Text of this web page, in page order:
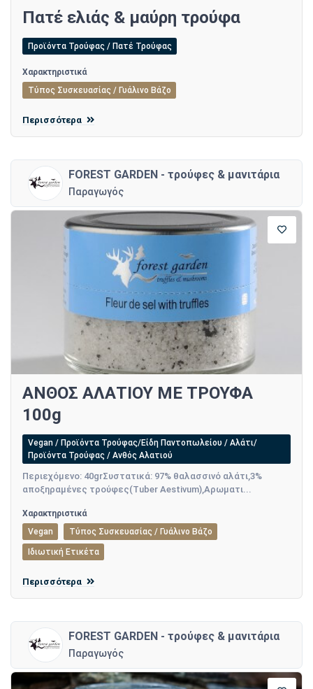
Πατέ ελιάς & μαύρη τρούφα
Προϊόντα Τρούφας / Πατέ Τρούφας
Χαρακτηριστικά
Τύπος Συσκευασίας / Γυάλινο Βάζο
Περισσότερα
FOREST GARDEN - τρούφες & μανιτάρια
Παραγωγός
ΑΝΘΟΣ ΑΛΑΤΙΟΥ ΜΕ ΤΡΟΥΦΑ
100g
Vegan / Προϊόντα Τρούφας/Είδη Παντοπωλείου / Αλάτι/
Προϊόντα Τρούφας / Ανθός Αλατιού
Περιεχόμενο: 40grΣυστατικά: 97% θαλασσινό αλάτι,3%
αποξηραμένες τρούφες(Tuber Aestivum),Αρωματι...
Χαρακτηριστικά
Vegan
Τύπος Συσκευασίας / Γυάλινο Βάζο
Ιδιωτική Ετικέτα
Περισσότερα
FOREST GARDEN - τρούφες & μανιτάρια
Παραγωγός